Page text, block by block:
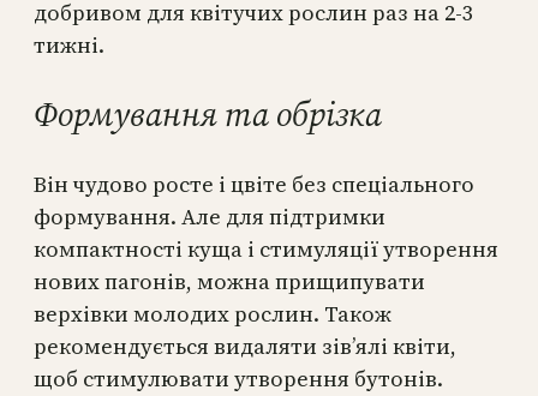
добривом для квітучих рослин раз на 2-3
тижні.
Формування та обрізка
Він чудово росте і цвіте без спеціального
формування. Але для підтримки
компактності куща і стимуляції утворення
нових пагонів, можна прищипувати
верхівки молодих рослин. Також
рекомендується видаляти зів’ялі квіти,
щоб стимулювати утворення бутонів.